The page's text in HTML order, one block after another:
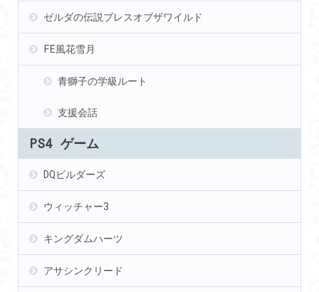
ゼルダの伝説ブレスオブザワイルド
FE風花雪月
青獅子の学級ルート
支援会話
PS4 ゲーム
DQビルダーズ
ウィッチャー3
キングダムハーツ
アサシンクリード